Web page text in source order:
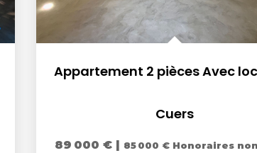
Cuers
89 000 € | 85 000 € Honoraires